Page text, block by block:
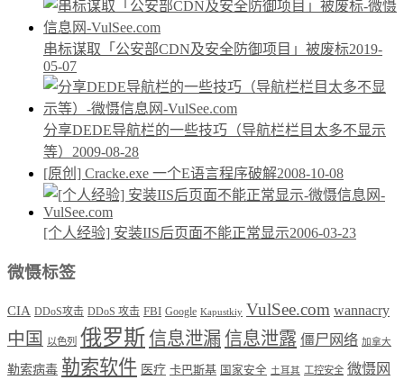
串标谋取「公安部CDN及安全防御项目」被废标2019-
05-07
分享DEDE导航栏的一些技巧（导航栏栏目太多不显示
等） 2009-08-28
[原创] Cracke.exe 一个E语言程序破解2008-10-08
[个人经验] 安装IIS后页面不能正常显示2006-03-23
微慑标签
CIA DDoS攻击 DDoS 攻击 FBI Google Kapustkiy VulSee.com wannacry
中国 以色列 俄罗斯信息泄漏信息泄露 僵尸网络 加拿大
勒索病毒 勒索软件 医疗 卡巴斯基 国家安全 土耳其 工控安全 微慑网